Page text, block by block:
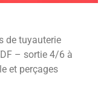
– sortie 4/6 à
et perçages